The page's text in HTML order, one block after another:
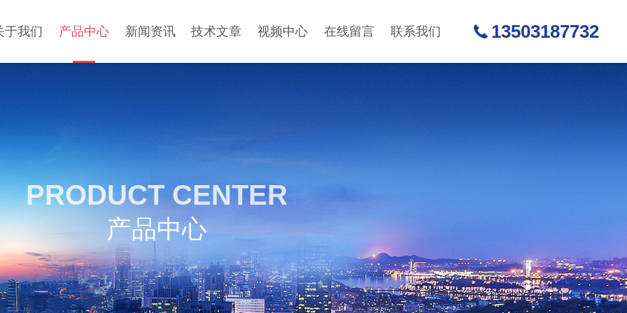
于我们 产品中心 新闻资讯 技术文章 视频中心 在线留言 联系我们 13503187732
PRODUCT CENTER
产品中心